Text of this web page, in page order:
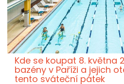
Kde se koupat 8. května
bazény v Paříži a jejich
tento sváteční pátek